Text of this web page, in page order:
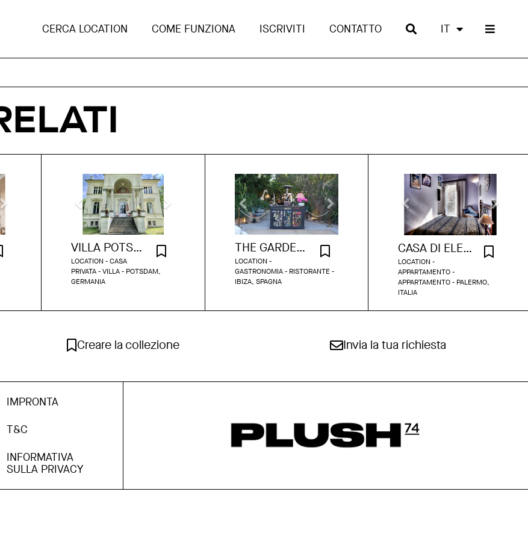
CERCA LOCATION COME FUNZIONA ISCRIVITI CONTATTO IT
VILLA POTSDAM
LOCATION - CASA
PRIVATA - VILLA - POTSDAM,
GERMANIA
THE GARDEN - IBIZA
LOCATION -
GASTRONOMIA - RISTORANTE -
IBIZA, SPAGNA
CASA DI ELENA
LOCATION -
APPARTAMENTO -
APPARTAMENTO - PALERMO,
ITALIA
Creare la collezione Invia la tua richiesta
IMPRONTA
T&C
INFORMATIVA
SULLA PRIVACY